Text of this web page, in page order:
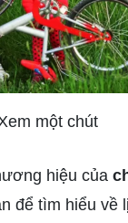
một chút
hiệu của
để tìm hiểu về